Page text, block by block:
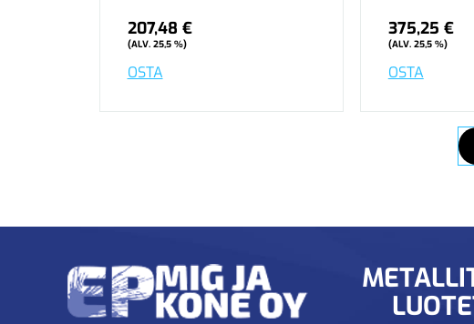
207,48 €
(ALV. 25,5 %)
OSTA
375,25 €
(ALV. 25,5 %)
OSTA